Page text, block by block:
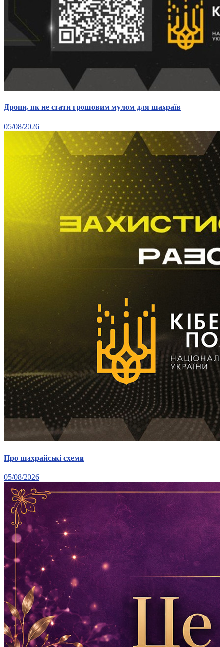
Дропи, як не стати грошовим мулом для шахраїв
05/08/2026
Про шахрайські схеми
05/08/2026